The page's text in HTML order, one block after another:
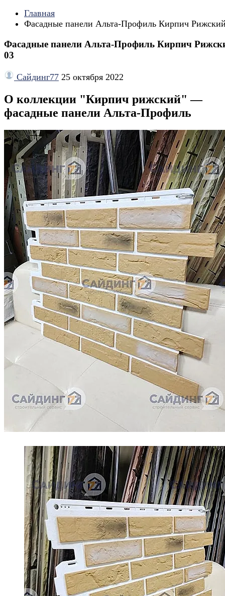
Главная
Фасадные панели Альта-Профиль Кирпич
Фасадные панели Альта-Профиль Кирпич
03
Сайдинг77 25 октября 2022
О коллекции "Кирпич рижский" —
фасадные панели Альта-Профиль